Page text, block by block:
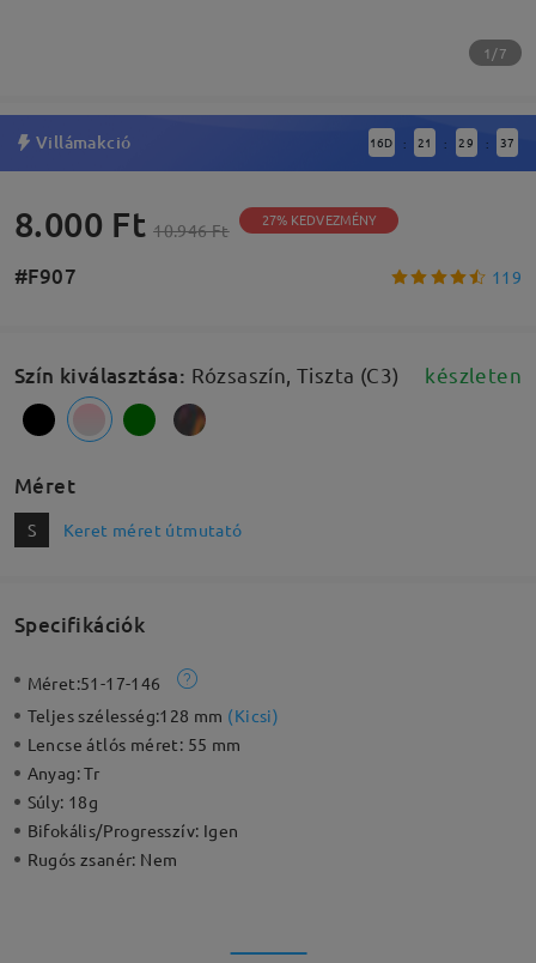
1/7
Villámakció 16D : 21 : 29 : 37
8.000 Ft 10.946 Ft 27% KEDVEZMÉNY
#F907 119
Szín kiválasztása: Rózsaszín, Tiszta (C3) készleten
Méret
S Keret méret útmutató
Specifikációk
Méret:51-17-146
Teljes szélesség:128 mm (Kicsi)
Lencse átlós méret: 55 mm
Anyag:Tr
Súly: 18g
Bifokális/Progresszív: Igen
Rugós zsanér: Nem